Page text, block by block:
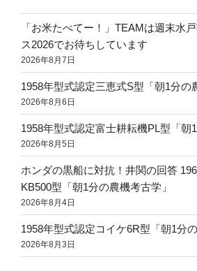
「お米たべてー！」TEAMは週末水
ス2026でお待ちしています
2026年8月7日
1958年型式認定三恵式S型「朝1分の
2026年8月6日
1958年型式認定富士耕耘機PL型「朝
2026年8月5日
ホンダの黒船に対抗！井関の回答
KB500型「朝1分の農機考古学」
2026年8月4日
1958年型式認定コイケ6R型「朝1分
2026年8月3日